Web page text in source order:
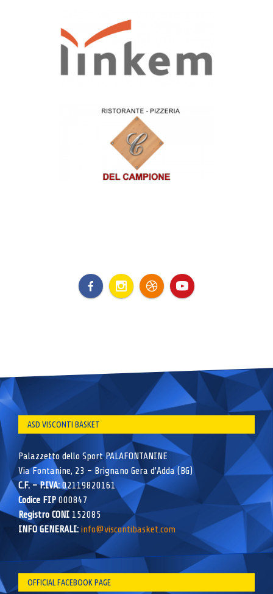
ASD VISCONTI BASKET
Palazzetto dello Sport PALAFONTANINE
Via Fontanine, 23 – Brignano Gera d’Adda (BG)
C.F. – P.IVA:02119820161
Codice FIP000847
Registro CONI 152085
INFO GENERALI: info@viscontibasket.com
OFFICIAL FACEBOOK PAGE